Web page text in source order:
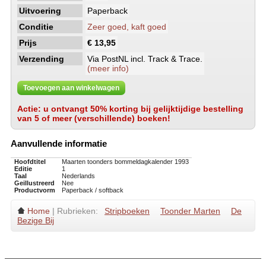
Uitvoering
Paperback
Conditie
Zeer goed, kaft goed
Prijs
€ 13,95
Verzending
Via PostNL incl. Track & Trace.
(meer info)
Toevoegen aan winkelwagen
Actie: u ontvangt 50% korting bij gelijktijdige bestelling
van 5 of meer (verschillende) boeken!
Aanvullende informatie
Hoofdtitel
Maarten toonders bommeldagkalender 1993
Editie
1
Taal
Nederlands
Geillustreerd
Nee
Productvorm
Paperback / softback
Home | Rubrieken: Stripboeken Toonder Marten
De
Bezige Bij